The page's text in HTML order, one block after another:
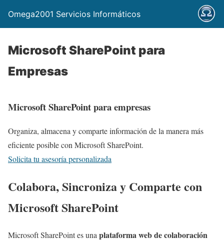
Omega2001 Servicios Informáticos
Microsoft SharePoint para
Empresas
Microsoft SharePoint para empresas
Organiza, almacena y comparte información de la manera más
eficiente posible con Microsoft SharePoint.
Solicita tu asesoría personalizada
Colabora, Sincroniza y Comparte con
Microsoft SharePoint
Microsoft SharePoint es unaplataforma web de colaboración